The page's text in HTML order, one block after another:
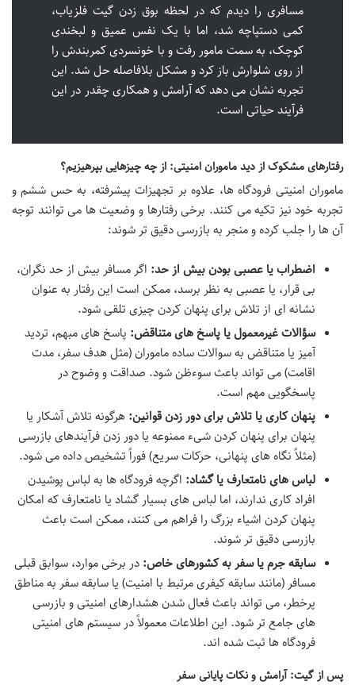
مسافری را دیدم که در لحظه بوق زدن گیت فلزیاب،
کمی دستپاچه شد، اما با یک نفس عمیق و لبخندی
کوچک، به سمت مامور رفت و با خونسردی کمربندش را
از روی شلوارش باز کرد و مشکل بلافاصله حل شد. این
تجربه نشان می دهد که آرامش و همکاری چقدر در این
فرآیند حیاتی است.
رفتارهای مشکوک از دید ماموران امنیتی: از چه چیزهایی بپرهیزیم؟
ماموران امنیتی فرودگاه ها، علاوه بر تجهیزات پیشرفته، به حس ششم و
تجربه خود نیز تکیه می کنند. برخی رفتارها و وضعیت ها می توانند توجه
آن ها را جلب کرده و منجر به بازرسی دقیق تر شوند:
اضطراب یا عصبی بودن بیش از حد: اگر مسافر بیش از حد نگران،
بی قرار، یا عصبی به نظر برسد، ممکن است این رفتار به عنوان
نشانه ای از تلاش برای پنهان کردن چیزی تلقی شود.
سؤالات غیرمعمول یا پاسخ های متناقض: پاسخ های مبهم، تردید
آمیز یا متناقض به سوالات ساده ماموران (مثل هدف سفر، مدت
اقامت) می تواند باعث سوءظن شود. صداقت و وضوح در
پاسخگویی مهم است.
پنهان کاری یا تلاش برای دور زدن قوانین: هرگونه تلاش آشکار یا
پنهان برای پنهان کردن شیء ممنوعه یا دور زدن فرآیندهای بازرسی
(مثلاً نگاه های پنهانی، حرکات سریع) فوراً تشخیص داده می شود.
لباس های نامتعارف یا گشاد: اگرچه فرودگاه ها به لباس پوشیدن
افراد کاری ندارند، اما لباس های بسیار گشاد یا نامتعارف که امکان
پنهان کردن اشیاء بزرگ را فراهم می کنند، ممکن است باعث
بازرسی دقیق تر شوند.
سابقه جرم یا سفر به کشورهای خاص: در برخی موارد، سوابق قبلی
مسافر (مانند سابقه کیفری مرتبط با امنیت) یا سابقه سفر به مناطق
پرخطر، می تواند باعث فعال شدن هشدارهای امنیتی و بازرسی
های جامع تر شود. این اطلاعات معمولاً در سیستم های امنیتی
فرودگاه ها ثبت شده اند.
پس از گیت: آرامش و نکات پایانی سفر